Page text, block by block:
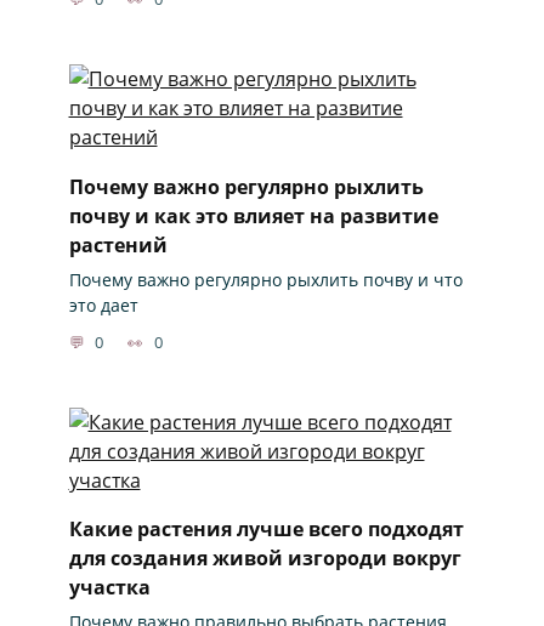
Почему важно регулярно рыхлить
почву и как это влияет на развитие
растений
Почему важно регулярно рыхлить почву и что
это дает
0 0
Какие растения лучше всего подходят
для создания живой изгороди вокруг
участка